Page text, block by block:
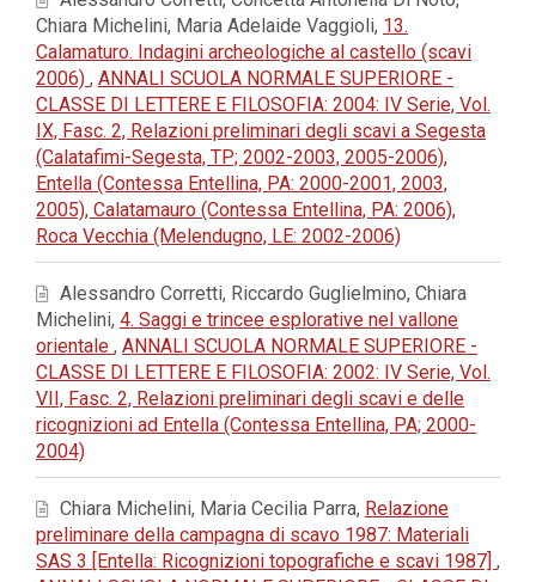
Chiara Michelini, Maria Adelaide Vaggioli, 13.
Calamaturo. Indagini archeologiche al castello (scavi
2006) , ANNALI SCUOLA NORMALE SUPERIORE -
CLASSE DI LETTERE E FILOSOFIA: 2004: IV Serie, Vol.
IX, Fasc. 2, Relazioni preliminari degli scavi a Segesta
(Calatafimi-Segesta, TP; 2002-2003, 2005-2006),
Entella (Contessa Entellina, PA: 2000-2001, 2003,
2005), Calatamauro (Contessa Entellina, PA: 2006),
Roca Vecchia (Melendugno, LE: 2002-2006)
Alessandro Corretti, Riccardo Guglielmino, Chiara
Michelini, 4. Saggi e trincee esplorative nel vallone
orientale , ANNALI SCUOLA NORMALE SUPERIORE -
CLASSE DI LETTERE E FILOSOFIA: 2002: IV Serie, Vol.
VII, Fasc. 2, Relazioni preliminari degli scavi e delle
ricognizioni ad Entella (Contessa Entellina, PA; 2000-
2004)
Chiara Michelini, Maria Cecilia Parra, Relazione
preliminare della campagna di scavo 1987: Materiali
SAS 3 [Entella: Ricognizioni topografiche e scavi 1987] ,